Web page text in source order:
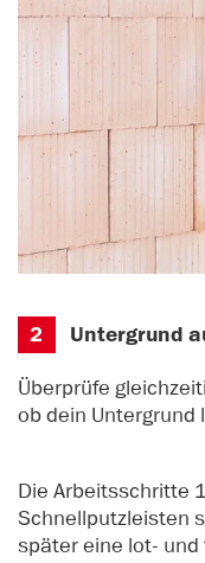
2 Untergrund
Überprüfe
ob dein
Die Arbeitsschritte
Schnellputzleisten
später eine lot-